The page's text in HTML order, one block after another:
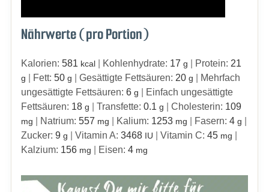
Nährwerte (pro Portion)
Kalorien: 581 kcal| Kohlenhydrate: 17 g Protein: 21
g Fett: 50 g Gesättigte Fettsäuren: 20 g
Mehrfach
ungesättigte Fettsäuren: 6 g
Einfach ungesättigte
Fettsäuren: 18 g Transfette: 0.1 g Cholesterin: 109
mg Natrium: 557 mg Kalium: 1253 mg Fasern: 4 g
Zucker: 9 g Vitamin A: 3468 IU Vitamin C: 45 mg
Kalzium: 156 mg Eisen: 4 mg